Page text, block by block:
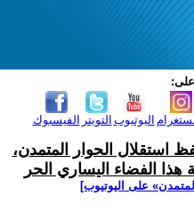
على:
الفيسبوك التويتر اليوتيوب
استقلال الحوار المتمدن،
الفضاء اليساري الحر
على اليوتيوب]